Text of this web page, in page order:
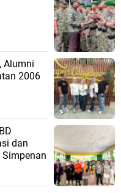
Alumni
2006
dan